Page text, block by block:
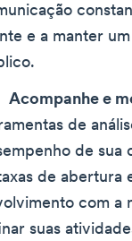
e a manter
Acompanhe e
de
de sua
de abertura
com a
suas